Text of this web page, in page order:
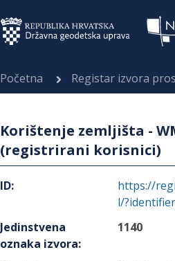
Početna Registar izvora
Korištenje zemljišta -
(registrirani korisnici)
ID:
https://
l/
Jedinstvena
oznaka izvora:
1140